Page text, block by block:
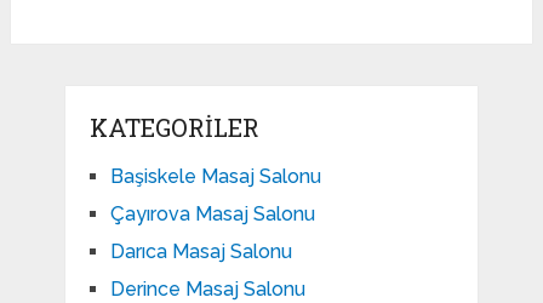
KATEGORILER
Başiskele Masaj Salonu
Çayırova Masaj Salonu
Darıca Masaj Salonu
Derince Masaj Salonu